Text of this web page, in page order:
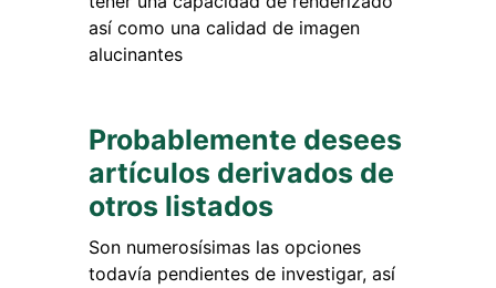
así como una calidad de imagen
alucinantes
Probablemente desees
artículos derivados de
otros listados
Son numerosísimas las opciones
todavía pendientes de investigar, así